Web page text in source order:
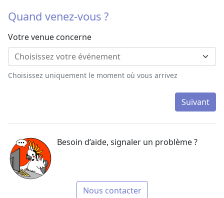
Quand venez-vous ?
Votre venue concerne
Choisissez uniquement le moment où vous arrivez
Suivant
Besoin d’aide, signaler un problème ?
Nous contacter